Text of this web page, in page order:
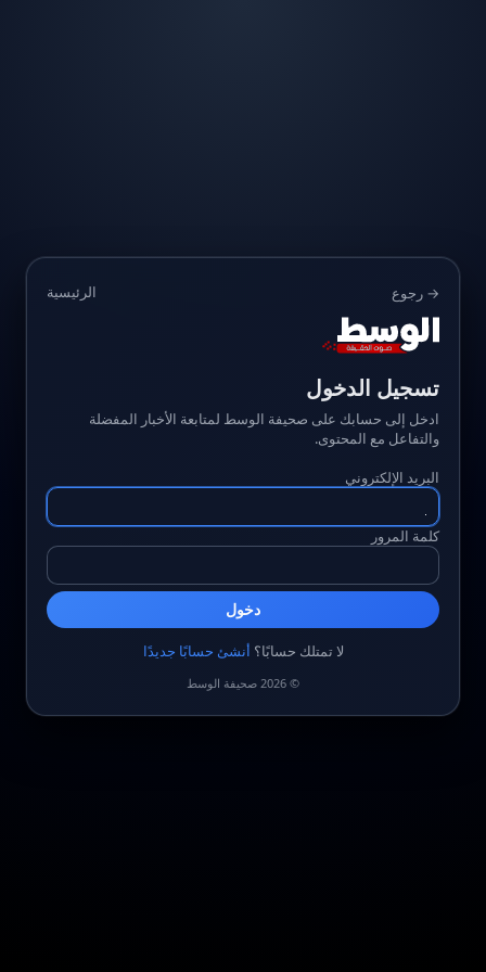
→ رجوع الرئيسية
تسجيل الدخول
ادخل إلى حسابك على صحيفة الوسط لمتابعة الأخبار المفضلة
والتفاعل مع المحتوى.
البريد الإلكتروني
كلمة المرور
دخول
لا تمتلك حسابًا؟ أنشئ حسابًا جديدًا
© 2026 صحيفة الوسط